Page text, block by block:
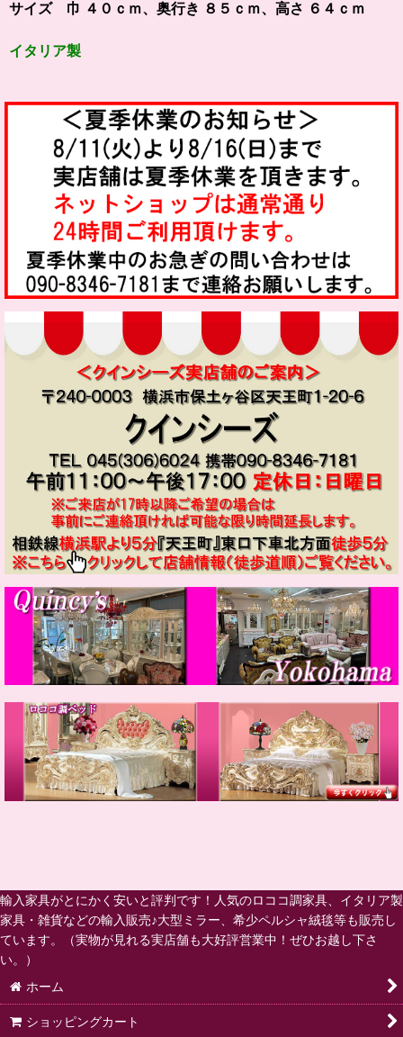
サイズ 巾 ４０ｃｍ、奥行き ８５ｃｍ、高さ ６４ｃｍ
イタリア製
輸入家具がとにかく安いと評判です！人気のロココ調家具、イタリア製
家具・雑貨などの輸入販売♪大型ミラー、希少ペルシャ絨毯等も販売し
ています。（実物が見れる実店舗も大好評営業中！ぜひお越し下さ
い。）
ホーム
ショッピングカート